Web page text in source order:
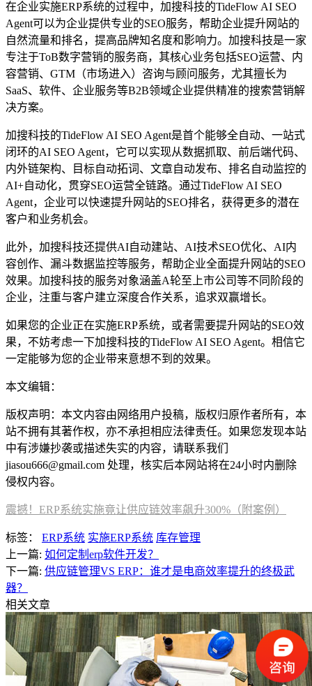
在企业实施ERP系统的过程中，加搜科技的TideFlow AI SEO
Agent可以为企业提供专业的SEO服务，帮助企业提升网站的
自然流量和排名，提高品牌知名度和影响力。加搜科技是一家
专注于ToB数字营销的服务商，其核心业务包括SEO运营、内
容营销、GTM（市场进入）咨询与顾问服务，尤其擅长为
SaaS、软件、企业服务等B2B领域企业提供精准的搜索营销解
决方案。
加搜科技的TideFlow AI SEO Agent是首个能够全自动、一站式
闭环的AI SEO Agent，它可以实现从数据抓取、前后端代码、
内外链架构、目标自动拓词、文章自动发布、排名自动监控的
AI+自动化，贯穿SEO运营全链路。通过TideFlow AI SEO
Agent，企业可以快速提升网站的SEO排名，获得更多的潜在
客户和业务机会。
此外，加搜科技还提供AI自动建站、AI技术SEO优化、AI内
容创作、漏斗数据监控等服务，帮助企业全面提升网站的SEO
效果。加搜科技的服务对象涵盖A轮至上市公司等不同阶段的
企业，注重与客户建立深度合作关系，追求双赢增长。
如果您的企业正在实施ERP系统，或者需要提升网站的SEO效
果，不妨考虑一下加搜科技的TideFlow AI SEO Agent。相信它
一定能够为您的企业带来意想不到的效果。
本文编辑：
版权声明：本文内容由网络用户投稿，版权归原作者所有，本
站不拥有其著作权，亦不承担相应法律责任。如果您发现本站
中有涉嫌抄袭或描述失实的内容，请联系我们
jiasou666@gmail.com 处理，核实后本网站将在24小时内删除
侵权内容。
震撼！ERP系统实施竟让供应链效率飙升300%（附案例）
标签： ERP系统 实施ERP系统 库存管理
上一篇: 如何定制erp软件开发？
下一篇: 供应链管理VS ERP：谁才是电商效率提升的终极武
器？
相关文章